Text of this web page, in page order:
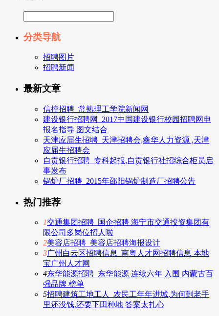
分类导航
招聘图片
招聘新闻
最新文章
信控招聘_常熟理工学院新闻网
建设银行招聘网_2017中国建设银行校园招聘网申
报名指导 图文结合
天津应届生招聘_天津招聘会,鑫华人力资源 ,天津
应届生招聘会
自贡银行招聘_专科起报,自贡银行社招综合柜员启
事发布
锅炉厂招聘_2015年邵阳锅炉制造厂招聘公告
热门推荐
1交通集团招聘_国企招聘 海宁市交通投资集团有
限公司多岗位招人啦
2美容店招聘_美容店招聘海报设计
3广州白云区招聘信息_南粤人才网招聘信息 本地
宝广州人才网
4东华能源招聘_东华能源 连续六年 入围 内蒙古百
强品牌 榜单
5招聘建筑工地工人_农民工年年进城,为何到老手
里还没钱,还要下田种地 答案太扎心